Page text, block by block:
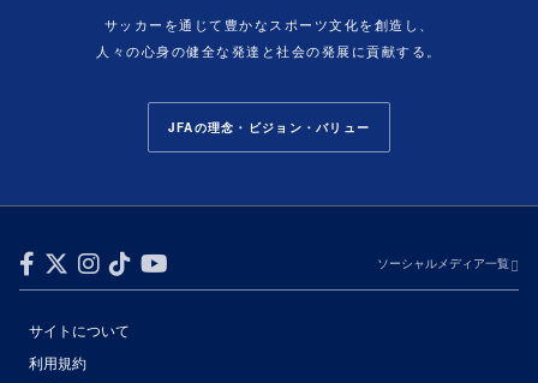
サッカーを通じて豊かなスポーツ文化を創造し、
人々の心身の健全な発達と社会の発展に貢献する。
JFAの理念・ビジョン・バリュー
ソーシャルメディア一覧
サイトについて
利用規約